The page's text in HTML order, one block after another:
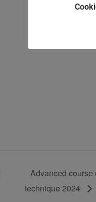
Advanced course
technique 2024